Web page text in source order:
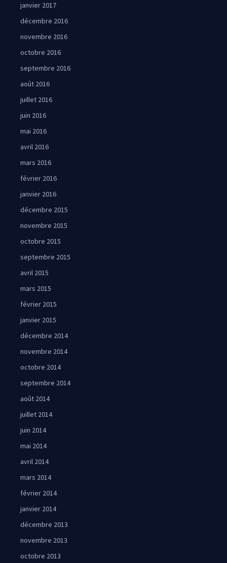
janvier 2017
décembre 2016
novembre 2016
octobre 2016
septembre 2016
août 2016
juillet 2016
juin 2016
mai 2016
avril 2016
mars 2016
février 2016
janvier 2016
décembre 2015
novembre 2015
octobre 2015
septembre 2015
avril 2015
mars 2015
février 2015
janvier 2015
décembre 2014
novembre 2014
octobre 2014
septembre 2014
août 2014
juillet 2014
juin 2014
mai 2014
avril 2014
mars 2014
février 2014
janvier 2014
décembre 2013
novembre 2013
octobre 2013